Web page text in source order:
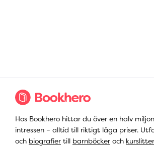
Hos Bookhero hittar du över en halv
intressen – alltid till riktigt låga priser.
och biografier till barnböcker och